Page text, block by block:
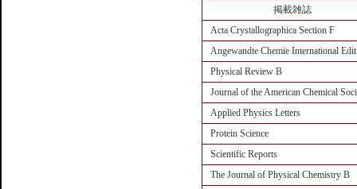
掲載雑誌
Acta Crystallographica Section F
Angewandte Chemie International
Physical Review B
Journal of the American Chemical
Applied Physics Letters
Protein Science
Scientific Reports
The Journal of Physical Chemistry B